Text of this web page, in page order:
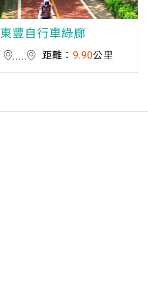
東豐自行車綠廊
距離： 9.90公里